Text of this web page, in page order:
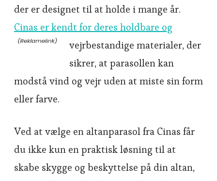
der er designet til at holde i mange år.
Cinas er kendt for deres holdbare og
vejrbestandige materialer, der
sikrer, at parasollen kan
modstå vind og vejr uden at miste sin form
eller farve.
Ved at vælge en altanparasol fra Cinas får
du ikke kun en praktisk løsning til at
skabe skygge og beskyttelse på din altan,